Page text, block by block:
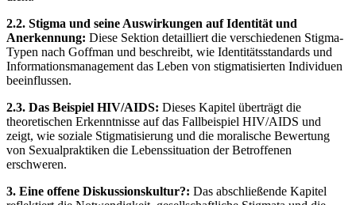
2.2. Stigma und seine Auswirkungen auf Identität und
Anerkennung: Diese Sektion detailliert die verschiedenen Stigma-
Typen nach Goffman und beschreibt, wie Identitätsstandards und
Informationsmanagement das Leben von stigmatisierten Individuen
beeinflussen.
2.3. Das Beispiel HIV/AIDS: Dieses Kapitel überträgt die
theoretischen Erkenntnisse auf das Fallbeispiel HIV/AIDS und
zeigt, wie soziale Stigmatisierung und die moralische Bewertung
von Sexualpraktiken die Lebenssituation der Betroffenen
erschweren.
3. Eine offene Diskussionskultur?: Das abschließende Kapitel